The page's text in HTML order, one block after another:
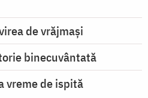
de vrăjmași
binecuvântată
vreme de ispită